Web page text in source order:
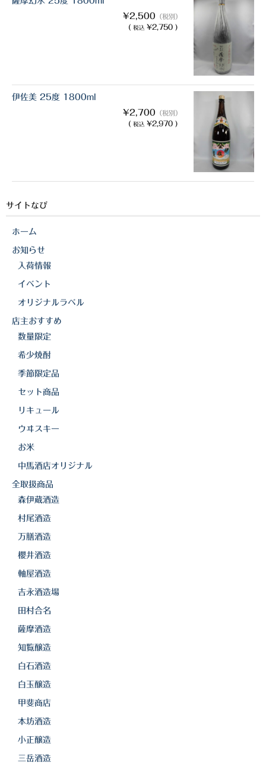
¥2,500 （税別）
( 税込 ¥2,750 )
伊佐美 25度 1800ml
¥2,700 （税別）
( 税込 ¥2,970 )
サイトなび
ホーム
お知らせ
入荷情報
イベント
オリジナルラベル
店主おすすめ
数量限定
希少焼酎
季節限定品
セット商品
リキュール
ウヰスキー
お米
中馬酒店オリジナル
全取扱商品
森伊蔵酒造
村尾酒造
万膳酒造
櫻井酒造
軸屋酒造
吉永酒造場
田村合名
薩摩酒造
知覧醸造
白石酒造
白玉醸造
甲斐商店
本坊酒造
小正醸造
三岳酒造